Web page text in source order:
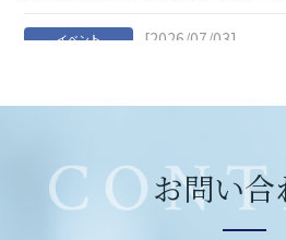
イベント
[2026/07/03]
お問い合